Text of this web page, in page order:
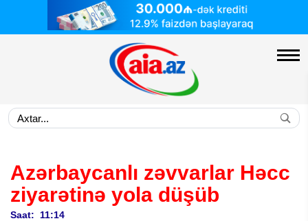
Azərbaycanlı zəvvarlar Həcc
ziyarətinə yola düşüb
Saat: 11:14